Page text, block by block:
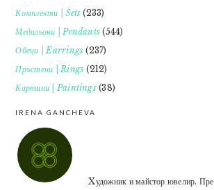
Комплекти | Sets (233)
Медальони | Pendants (544)
Обеци | Earrings (237)
Пръстени | Rings (212)
Картини | Paintings(38)
IRENA GANCHEVA
Xудожник и майстор ювелир.